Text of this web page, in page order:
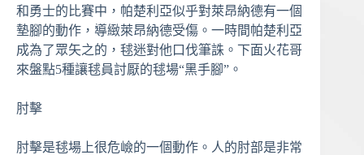
和勇士的比賽中，帕楚利亞似乎對萊昂納德有一個
墊腳的動作，導緻萊昂納德受傷。一時間帕楚利亞
成為了眾矢之的，毬迷對他口伐筆誅。下面火花哥
來盤點5種讓毬員討厭的毬場“黑手腳”。
肘擊
肘擊是毬場上很危嶮的一個動作。人的肘部是非常